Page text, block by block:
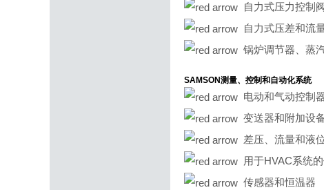
自力式压力控制
自力式压差和流
锅炉调节器、蒸
SAMSON测量、控制和自动化系统
电动和气动控制
变送器和附加设
差压、流量和液
用于HVAC系统
传感器和恒温器